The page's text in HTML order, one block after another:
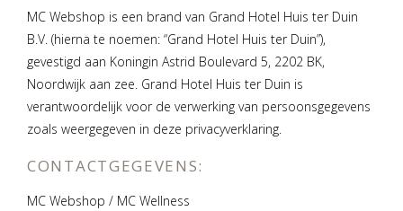
MC Webshop is een brand van Grand Hotel Huis ter Duin
B.V. (hierna te noemen: “Grand Hotel Huis ter Duin”),
gevestigd aan Koningin Astrid Boulevard 5, 2202 BK,
Noordwijk aan zee. Grand Hotel Huis ter Duin is
verantwoordelijk voor de verwerking van persoonsgegevens
zoals weergegeven in deze privacyverklaring.
CONTACTGEGEVENS:
MC Webshop / MC Wellness